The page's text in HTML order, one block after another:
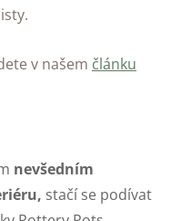
v našem článku
nevšedním
stačí se podívat